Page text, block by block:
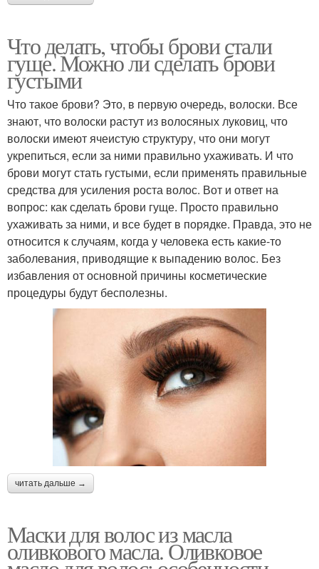
Что делать, чтобы брови стали
гуще. Можно ли сделать брови
густыми
Что такое брови? Это, в первую очередь, волоски. Все
знают, что волоски растут из волосяных луковиц, что
волоски имеют ячеистую структуру, что они могут
укрепиться, если за ними правильно ухаживать. И что
брови могут стать густыми, если применять правильные
средства для усиления роста волос. Вот и ответ на
вопрос: как сделать брови гуще. Просто правильно
ухаживать за ними, и все будет в порядке. Правда, это не
относится к случаям, когда у человека есть какие-то
заболевания, приводящие к выпадению волос. Без
избавления от основной причины косметические
процедуры будут бесполезны.
читать дальше →
Маски для волос из масла
оливкового масла. Оливковое